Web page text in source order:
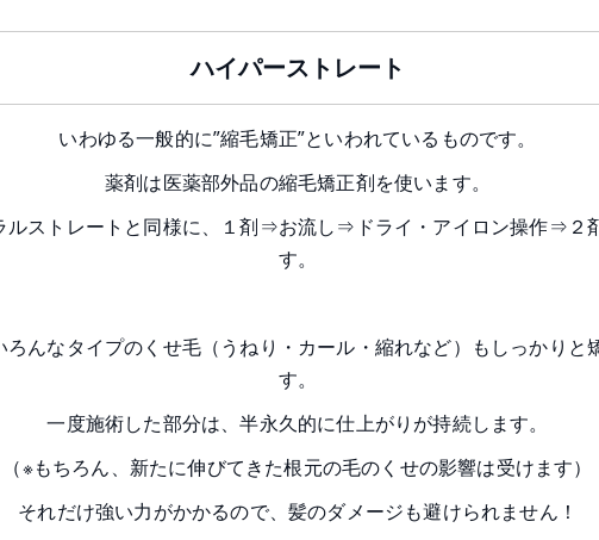
ハイパーストレート
いわゆる一般的に”縮毛矯正”といわれているものです。
薬剤は医薬部外品の縮毛矯正剤を使います。
ルストレートと同様に、１剤⇒お流し⇒ドライ・アイロン操作⇒２
す。
ろんなタイプのくせ毛（うねり・カール・縮れなど）もしっかりと
す。
一度施術した部分は、半永久的に仕上がりが持続します。
（※もちろん、新たに伸びてきた根元の毛のくせの影響は受けます）
それだけ強い力がかかるので、髪のダメージも避けられません！